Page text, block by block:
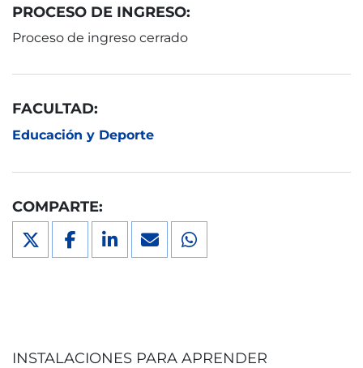
PROCESO DE INGRESO:
Proceso de ingreso cerrado
FACULTAD:
Educación y Deporte
COMPARTE:
INSTALACIONES PARA APRENDER